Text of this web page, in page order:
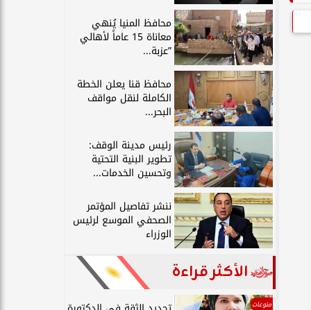
محافظ المنيا يُنهي
معاناة 15 عاماً لأهالي
”عزبة...
محافظ قنا يعلن الخطة
الكاملة لنقل مواقف
البحر...
رئيس مدينة الوقف:
تطوير البنية التحتية
وتحسين الخدمات...
ننشر تفاصيل المؤتمر
الصحفي الموسع لرئيس
الوزراء
الأكثر قراءة
منوعات